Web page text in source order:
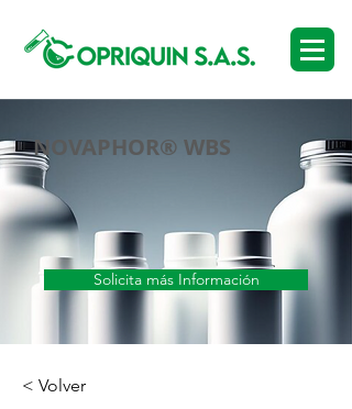
NOVAPHOR® WBS
Solicita más Información
< Volver